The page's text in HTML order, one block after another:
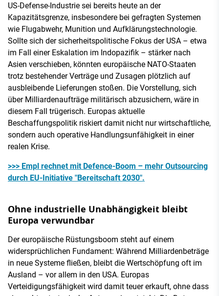
US-Defense-Industrie sei bereits heute an der
Kapazitätsgrenze, insbesondere bei gefragten Systemen
wie Flugabwehr, Munition und Aufklärungstechnologie.
Sollte sich der sicherheitspolitische Fokus der USA – etwa
im Fall einer Eskalation im Indopazifik – stärker nach
Asien verschieben, könnten europäische NATO-Staaten
trotz bestehender Verträge und Zusagen plötzlich auf
ausbleibende Lieferungen stoßen. Die Vorstellung, sich
über Milliardenaufträge militärisch abzusichern, wäre in
diesem Fall trügerisch. Europas aktuelle
Beschaffungspolitik riskiert damit nicht nur wirtschaftliche,
sondern auch operative Handlungsunfähigkeit in einer
realen Krise.
>>> Empl rechnet mit Defence-Boom – mehr Outsourcing
durch EU-Initiative "Bereitschaft 2030".
Ohne industrielle Unabhängigkeit bleibt
Europa verwundbar
Der europäische Rüstungsboom steht auf einem
widersprüchlichen Fundament: Während Milliardenbeträge
in neue Systeme fließen, bleibt die Wertschöpfung oft im
Ausland – vor allem in den USA. Europas
Verteidigungsfähigkeit wird damit teuer erkauft, ohne dass